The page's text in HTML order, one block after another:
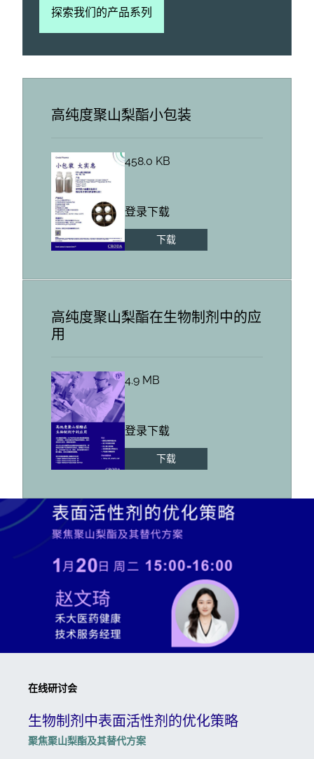
探索我们的产品系列
高纯度聚山梨酯小包装
458.0 KB
登录下载
下载
高纯度聚山梨酯在生物制剂中的应
用
4.9 MB
登录下载
下载
在线研讨会
生物制剂中表面活性剂的优化策略
聚焦聚山梨酯及其替代方案